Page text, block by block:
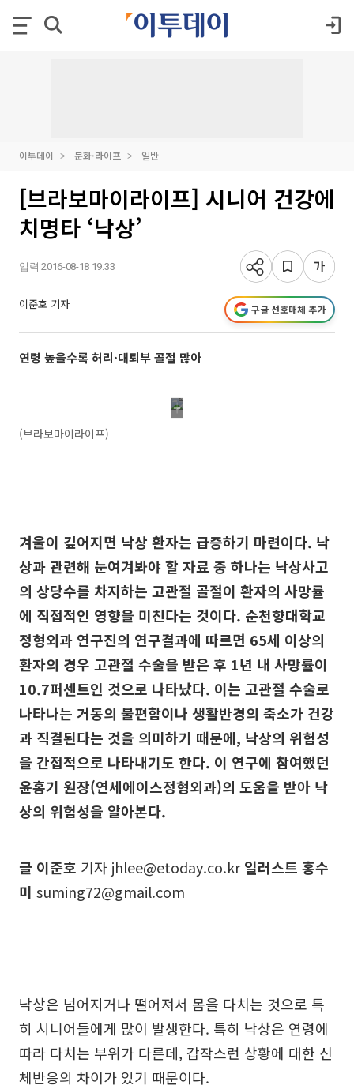
이투데이 문화·라이프 일반
[브라보마이라이프] 시니어 건강에
치명타 ‘낙상’
입력 2016-08-18 19:33
이준호 기자 구글 선호매체 추가
연령 높을수록 허리·대퇴부 골절 많아
(브라보마이라이프)
겨울이 깊어지면 낙상 환자는 급증하기 마련이다. 낙
상과 관련해 눈여겨봐야 할 자료 중 하나는 낙상사고
의 상당수를 차지하는 고관절 골절이 환자의 사망률
에 직접적인 영향을 미친다는 것이다. 순천향대학교
정형외과 연구진의 연구결과에 따르면 65세 이상의
환자의 경우 고관절 수술을 받은 후 1년 내 사망률이
10.7퍼센트인 것으로 나타났다. 이는 고관절 수술로
나타나는 거동의 불편함이나 생활반경의 축소가 건강
과 직결된다는 것을 의미하기 때문에, 낙상의 위험성
을 간접적으로 나타내기도 한다. 이 연구에 참여했던
윤홍기 원장(연세에이스정형외과)의 도움을 받아 낙
상의 위험성을 알아본다.
글 이준호 기자 jhlee@etoday.co.kr일러스트 홍수
미 suming72@gmail.com
낙상은 넘어지거나 떨어져서 몸을 다치는 것으로 특
히 시니어들에게 많이 발생한다. 특히 낙상은 연령에
따라 다치는 부위가 다른데, 갑작스런 상황에 대한 신
체반응의 차이가 있기 때문이다.